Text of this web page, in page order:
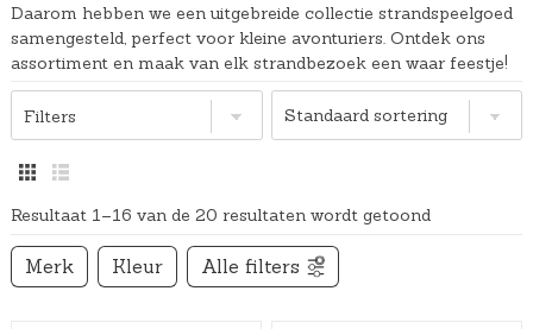
Daarom hebben we een uitgebreide collectie strandspeelgoed
samengesteld, perfect voor kleine avonturiers. Ontdek ons
assortiment en maak van elk strandbezoek een waar feestje!
Filters
Resultaat 1–16 van de 20 resultaten wordt getoond
Merk Kleur Alle filters